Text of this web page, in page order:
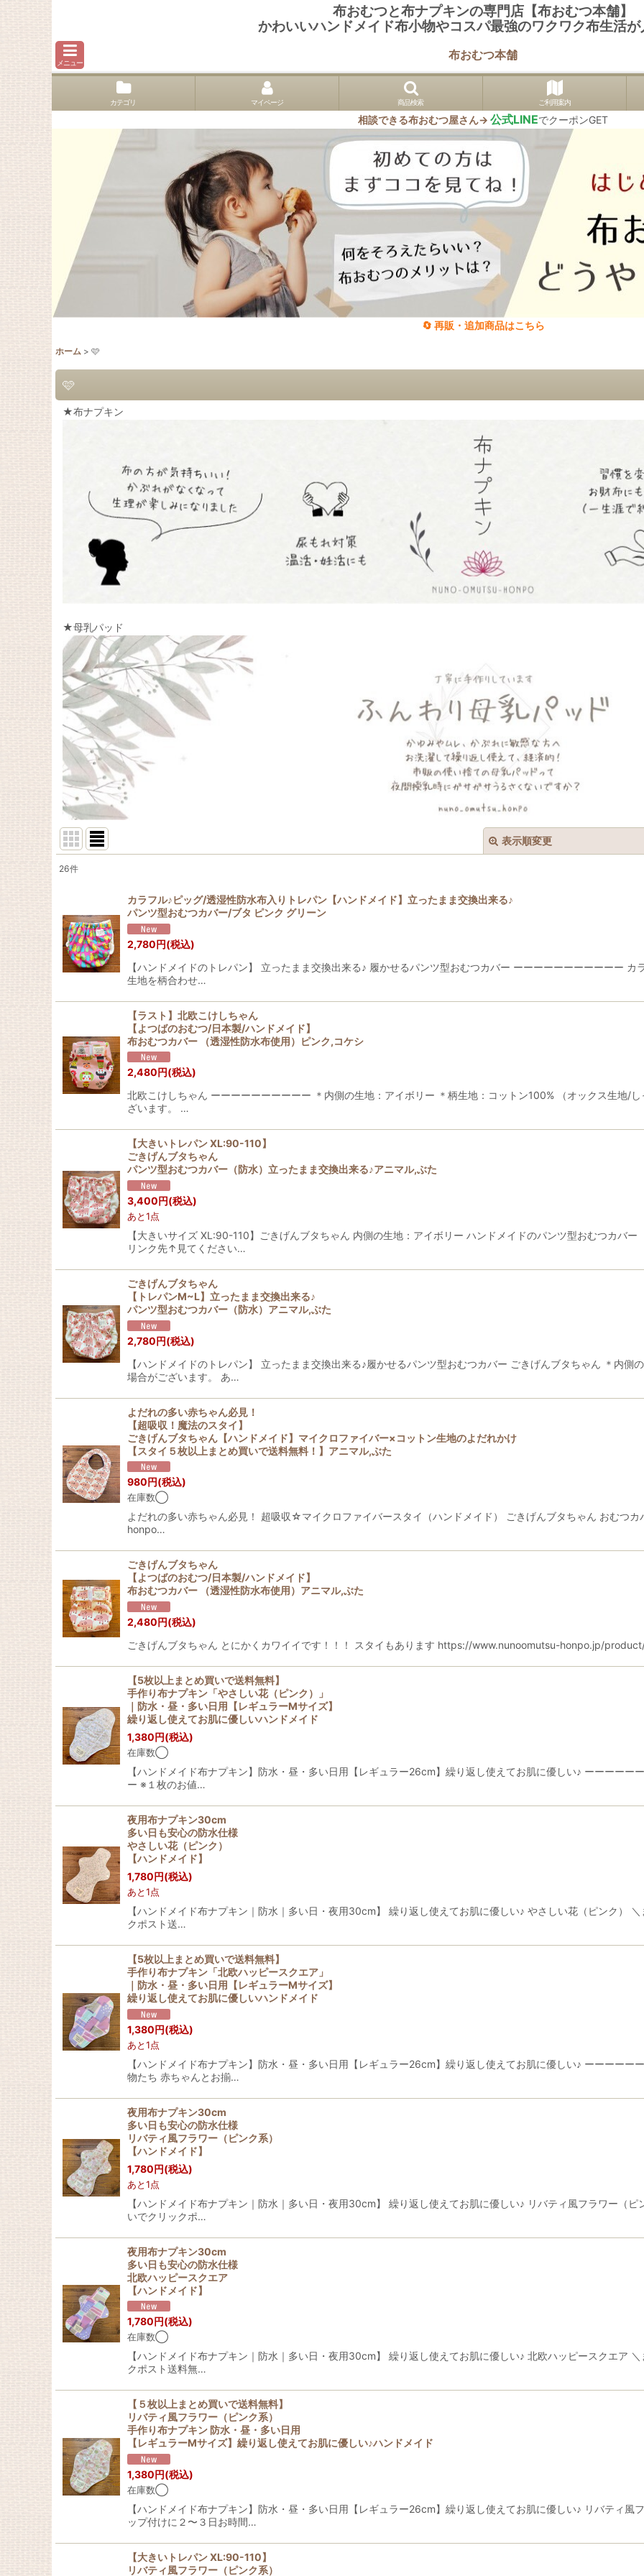
布おむつと布ナプキンの専門店【布おむつ本舗】
かわいいハンドメイド布小物やコスパ最強のワクワク布生活
メニュー
布おむつ本舗
カテゴリ マイページ 商品検索 ご利用案内
相談できる布おむつ屋さん→ 公式LINEでクーポンGET
🔄 再販・追加商品はこちら
ホーム > 🩷
🩷
★布ナプキン
★母乳パッド
表示順変更
在庫あり
並び順:
26件
カラフル♪ピッグ/透湿性防水布入りトレパン【ハンドメイド】立ったまま交換出来る♪
パンツ型おむつカバー/ブタ ピンク グリーン
2,780円(税込)
【ハンドメイドのトレパン】 立ったまま交換出来る♪ 履かせるパンツ型おむつカバー ーーーーーーーーーーー
生地を柄合わせ…
【ラスト】北欧こけしちゃん
【よつばのおむつ/日本製/ハンドメイド】
布おむつカバー （透湿性防水布使用）ピンク,コケシ
2,480円(税込)
北欧こけしちゃん ーーーーーーーーーー ＊内側の生地：アイボリー ＊柄生地：コットン100% （オックス生地/
ざいます。 …
【大きいトレパン XL:90-110】
ごきげんブタちゃん
パンツ型おむつカバー（防水）立ったまま交換出来る♪アニマル,ぶた
3,400円(税込)
あと1点
【大きいサイズ XL:90-110】ごきげんブタちゃん 内側の生地：アイボリー ハンドメイドのパンツ型おむつカバ
リンク先↑見てください…
ごきげんブタちゃん
【トレパンM~L】立ったまま交換出来る♪
パンツ型おむつカバー（防水）アニマル,ぶた
2,780円(税込)
【ハンドメイドのトレパン】 立ったまま交換出来る♪履かせるパンツ型おむつカバー ごきげんブタちゃん ＊内側
場合がございます。 あ…
よだれの多い赤ちゃん必見！
【超吸収！魔法のスタイ】
ごきげんブタちゃん【ハンドメイド】マイクロファイバー×コットン生地のよだれかけ
【スタイ５枚以上まとめ買いで送料無料！】アニマル,ぶた
980円(税込)
在庫数◯
よだれの多い赤ちゃん必見！ 超吸収☆マイクロファイバースタイ（ハンドメイド） ごきげんブタちゃん おむつ
honpo…
ごきげんブタちゃん
【よつばのおむつ/日本製/ハンドメイド】
布おむつカバー （透湿性防水布使用）アニマル,ぶた
2,480円(税込)
ごきげんブタちゃん とにかくカワイイです！！！ スタイもあります https://www.nunoomutsu-honpo.jp/
【5枚以上まとめ買いで送料無料】
手作り布ナプキン「やさしい花（ピンク）」
｜防水・昼・多い日用【レギュラーMサイズ】
繰り返し使えてお肌に優しいハンドメイド
1,380円(税込)
在庫数◯
【ハンドメイド布ナプキン】防水・昼・多い日用【レギュラー26cm】繰り返し使えてお肌に優しい♪ ーーーー
ー ※１枚のお値…
夜用布ナプキン30cm
多い日も安心の防水仕様
やさしい花（ピンク）
【ハンドメイド】
1,780円(税込)
あと1点
【ハンドメイド布ナプキン｜防水｜多い日・夜用30cm】 繰り返し使えてお肌に優しい♪ やさしい花（ピンク）
クポスト送…
【5枚以上まとめ買いで送料無料】
手作り布ナプキン「北欧ハッピースクエア」
｜防水・昼・多い日用【レギュラーMサイズ】
繰り返し使えてお肌に優しいハンドメイド
1,380円(税込)
あと1点
【ハンドメイド布ナプキン】防水・昼・多い日用【レギュラー26cm】繰り返し使えてお肌に優しい♪ ーーーー
物たち 赤ちゃんとお揃…
夜用布ナプキン30cm
多い日も安心の防水仕様
リバティ風フラワー（ピンク系）
【ハンドメイド】
1,780円(税込)
あと1点
【ハンドメイド布ナプキン｜防水｜多い日・夜用30cm】 繰り返し使えてお肌に優しい♪ リバティ風フラワー（
いでクリックポ…
夜用布ナプキン30cm
多い日も安心の防水仕様
北欧ハッピースクエア
【ハンドメイド】
1,780円(税込)
在庫数◯
【ハンドメイド布ナプキン｜防水｜多い日・夜用30cm】 繰り返し使えてお肌に優しい♪ 北欧ハッピースクエア
クポスト送料無…
【５枚以上まとめ買いで送料無料】
リバティ風フラワー（ピンク系）
手作り布ナプキン 防水・昼・多い日用
【レギュラーMサイズ】繰り返し使えてお肌に優しい♪ハンドメイド
1,380円(税込)
在庫数◯
【ハンドメイド布ナプキン】防水・昼・多い日用【レギュラー26cm】繰り返し使えてお肌に優しい♪ リバティ
ップ付けに２〜３日お時間…
【大きいトレパン XL:90-110】
リバティ風フラワー（ピンク系）